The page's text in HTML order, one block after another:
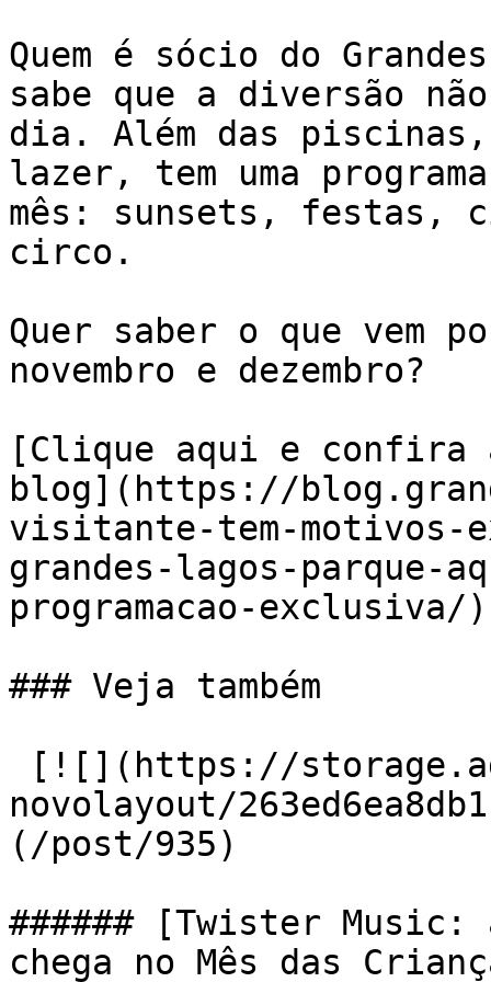
Quem é sócio do
sabe que a diversão
dia. Além das
lazer, tem uma
mês: sunsets, festas,
circo.
Quer saber o que vem
novembro e dezembro?
[Clique aqui e confira
blog](https://
visitante-tem-
grandes-lagos-parque-
programacao-exclusiva/
### Veja também
novolayout/
(/post/935)
###### [Twister
chega no Mês das